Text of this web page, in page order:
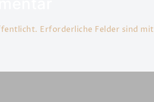
Erforderliche Felder sind mit